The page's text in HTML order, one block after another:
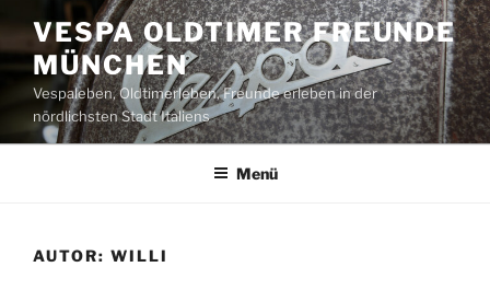
Inhalt
springen
VESPA OLDTIMER FREUNDE
MÜNCHEN
Vespaleben, Oldtimerleben, Freunde erleben in der
nördlichsten Stadt Italiens
Menü
AUTOR: WILLI